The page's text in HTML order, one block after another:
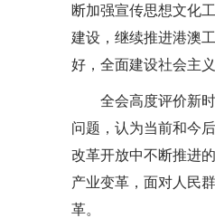
断加强宣传思想文化
建设，继续推进港澳
好，全面建设社会主
全会高度评价新
问题，认为当前和今
改革开放中不断推进
产业变革，面对人民
革。